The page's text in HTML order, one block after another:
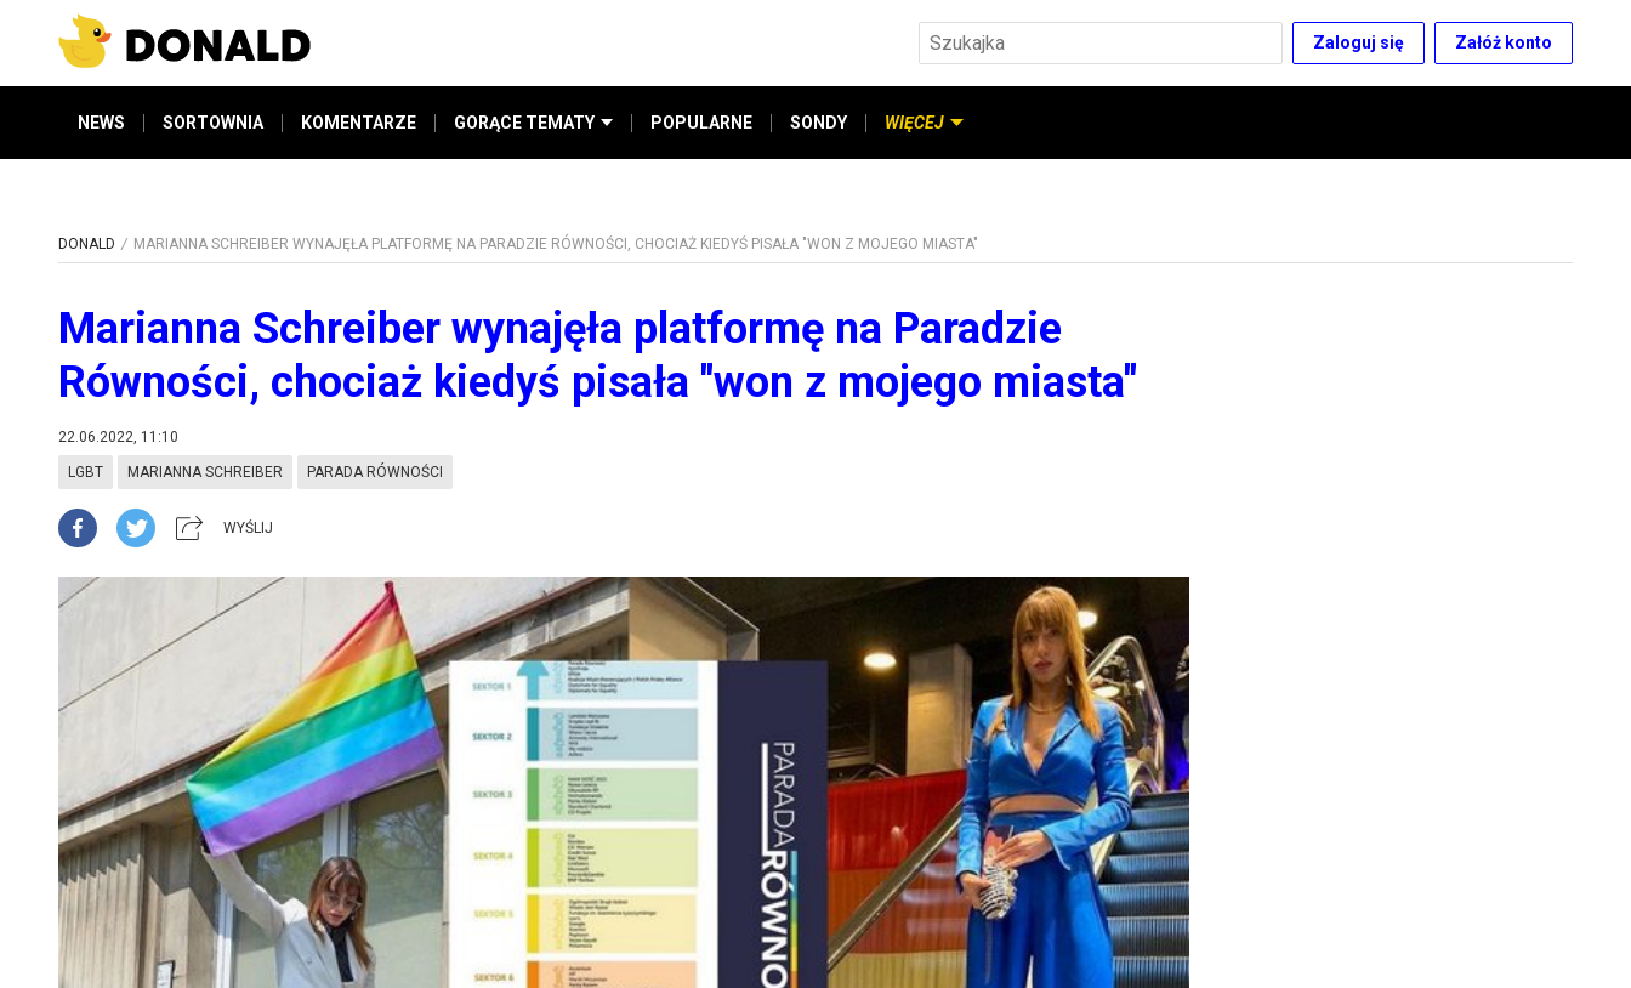
Zaloguj się Załóż konto
NEWS SORTOWNIA KOMENTARZE GORĄCE TEMATY POPULARNE SONDY WIĘCEJ
DONALD MARIANNA SCHREIBER WYNAJĘŁA PLATFORMĘ NA PARADZIE RÓWNOŚCI, CHOCIAŻ KIEDYŚ PISAŁA "WON Z MOJEGO MIASTA"
Marianna Schreiber wynajęła platformę na Paradzie
Równości, chociaż kiedyś pisała "won z mojego miasta"
22.06.2022, 11:10
LGBT MARIANNA SCHREIBER PARADA RÓWNOŚCI
WYŚLIJ